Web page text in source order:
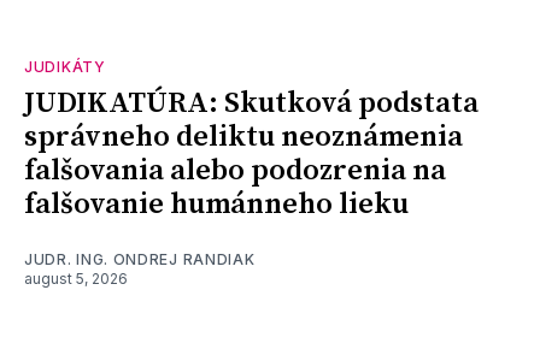
JUDIKÁTY
JUDIKATÚRA: Skutková podstata
správneho deliktu neoznámenia
falšovania alebo podozrenia na
falšovanie humánneho lieku
JUDR. ING. ONDREJ RANDIAK
august 5, 2026